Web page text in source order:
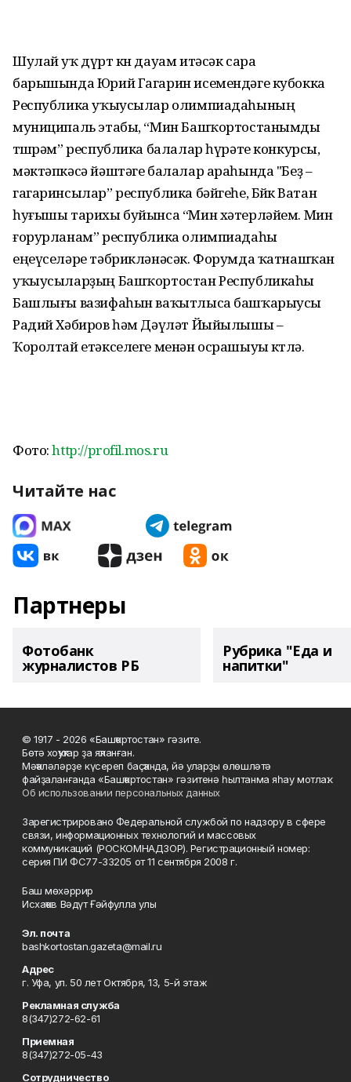
Шулай уҡ дүрт көн дауам итәсәк сара
барышында Юрий Гагарин исемендәге кубокка
Республика уҡыусылар олимпиадаһының
муниципаль этабы, “Мин Башҡортостанымды
төшөрәм” республика балалар һүрәте конкурсы,
мәктәпкәсә йәштәге балалар араһында "Беҙ –
гагаринсылар” республика бәйгеһе, Бөйөк Ватан
һуғышы тарихы буйынса “Мин хәтерләйем. Мин
ғорурланам” республика олимпиадаһы
еңеүселәре тәбрикләнәсәк. Форумда ҡатнашҡан
уҡыусыларҙың Башҡортостан Республикаһы
Башлығы вазифаһын ваҡытлыса башҡарыусы
Радий Хәбиров һәм Дәүләт Йыйылышы –
Ҡоролтай етәкселеге менән осрашыуы көтөлә.
Фото:http://profil.mos.ru
Читайте нас
Партнеры
Фотобанк
журналистов РБ
Рубрика "Еда и
напитки"
© 1917 - 2026 «Башҡортостан» гәзите.
Бөтә хоҡуҡтар ҙа яҡланған.
Мәҡәләләрҙе күсереп баҫҡанда, йә уларҙы өлөшләтә
файҙаланғанда «Башҡортостан» гәзитенә һылтанма яһау мотлаҡ.
Об использовании персональных данных
Зарегистрировано Федеральной службой по надзору в сфере
связи, информационных технологий и массовых
коммуникаций (РОСКОМНАДЗОР). Регистрационный номер:
серия ПИ ФС77-33205 от 11 сентября 2008 г.
Баш мөхәррир
Исхаҡов Вәдүт Ғәйфулла улы
Эл. почта
bashkortostan.gazeta@mail.ru
Адрес
г. Уфа, ул. 50 лет Октября, 13, 5-й этаж
Рекламная служба
8(347)272-62-61
Приемная
8(347)272-05-43
Сотрудничество